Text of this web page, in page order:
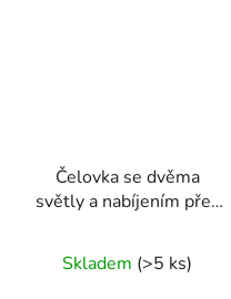
Čelovka se dvěma
světly a nabíjením přes
Skladem (>5 ks)